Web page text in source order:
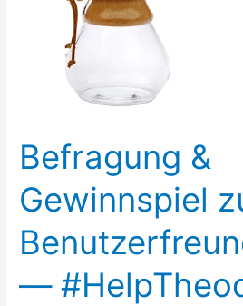
Befragung &
Gewinnspiel
—